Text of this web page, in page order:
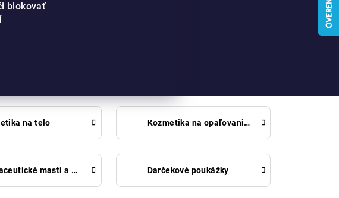
blokovať
na telo Kozmetika na opaľovanie s prírodnými olejmi
Farmaceutické masti a gély Darčekové poukážky